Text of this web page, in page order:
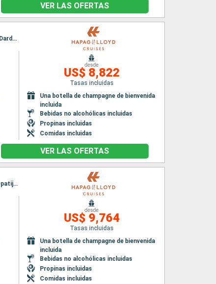
VER LAS OFERTAS
Itinerario : El Pireo Atenas, Adamas, Syros, Mykonos, Volos, Skianthos, Kavala, Estrecho de Dardanelos, Estambul
desde
US$ 8,822
Tasas incluidas
Una botella de champagne de bienvenida
incluida
Bebidas no alcohólicas incluidas
Propinas incluidas
Comidas incluidas
VER LAS OFERTAS
Itinerario : El Pireo Atenas, Paros, Chania, Argostoli, Kerkira, Durrës, Kotor, Korcula, Zadar, Opatija, Piran, Fusina
desde
US$ 9,764
Tasas incluidas
Una botella de champagne de bienvenida
incluida
Bebidas no alcohólicas incluidas
Propinas incluidas
Comidas incluidas